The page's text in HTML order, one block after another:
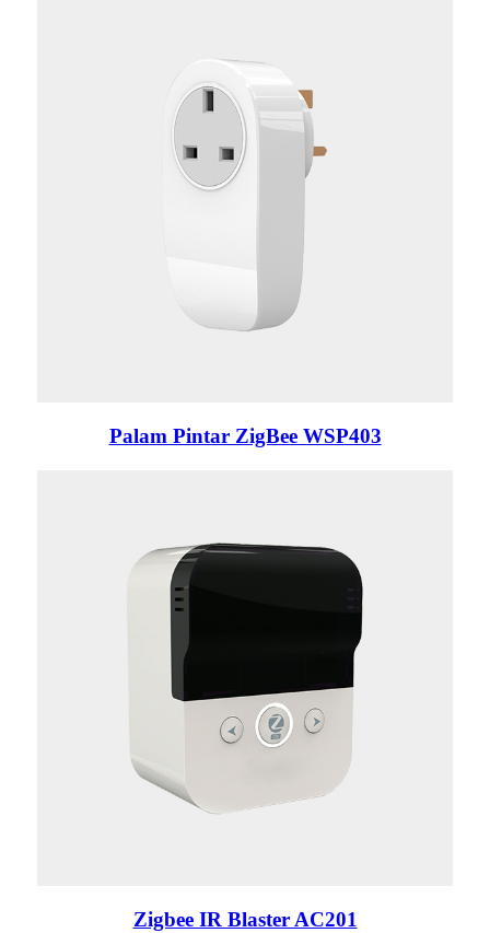
Palam Pintar ZigBee WSP403
Zigbee IR Blaster AC201